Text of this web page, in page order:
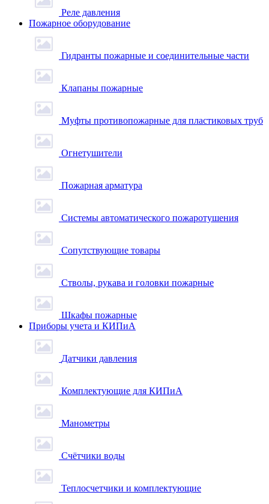
Реле давления
Пожарное оборудование
Гидранты пожарные и соединительные части
Клапаны пожарные
Муфты противопожарные для пластиковых труб
Огнетушители
Пожарная арматура
Системы автоматического пожаротушения
Сопутствующие товары
Стволы, рукава и головки пожарные
Шкафы пожарные
Приборы учета и КИПиА
Датчики давления
Комплектующие для КИПиА
Манометры
Счётчики воды
Теплосчетчики и комплектующие